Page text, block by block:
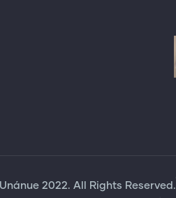
2022. All Rights Reserved.